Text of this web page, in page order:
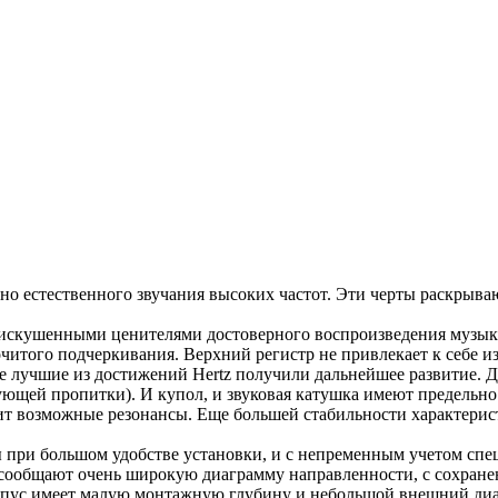
естественного звучания высоких частот. Эти черты
ценителями достоверного воспроизведения
подчеркивания. Верхний регистр не привлекает к
лучшие из достижений Hertz получили дальнейшее
пропитки). И купол, и звуковая катушка имеют
возможные резонансы. Еще большей стабильности
большом удобстве установки, и с непременным учетом
очень широкую диаграмму направленности, с